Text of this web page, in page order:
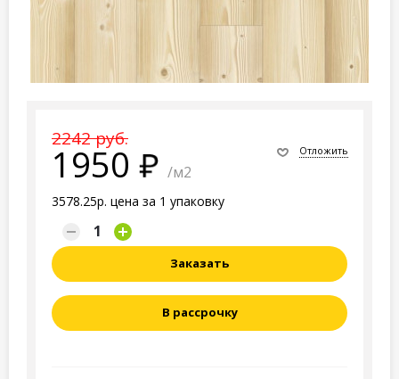
2242 руб.
1950 /м2
3578.25р. цена за 1 упаковку
Отложить
Заказать
В рассрочку